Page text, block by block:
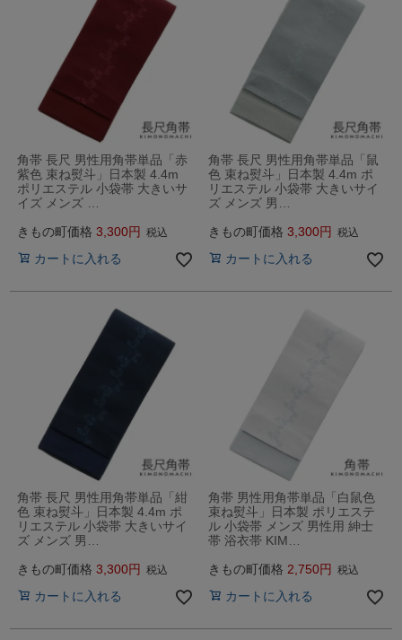
角帯 長尺 男性用角帯単品「赤
紫色 束ね熨斗」日本製 4.4m
ポリエステル 小袋帯 大きいサ
イズ メンズ …
きもの町価格 3,300 税込
カートに入れる
角帯 長尺 男性用角帯単品「鼠
色 束ね熨斗」日本製 4.4m ポ
リエステル 小袋帯 大きいサイ
ズ メンズ 男…
きもの町価格 3,300 税込
カートに入れる
角帯 長尺 男性用角帯単品「紺
色 束ね熨斗」日本製 4.4m ポ
リエステル 小袋帯 大きいサイ
ズ メンズ 男…
きもの町価格 3,300 税込
カートに入れる
角帯 男性用角帯単品「白鼠色
束ね熨斗」日本製 ポリエステ
ル 小袋帯 メンズ 男性用 紳士
帯 浴衣帯 KIM…
きもの町価格 2,750 税込
カートに入れる